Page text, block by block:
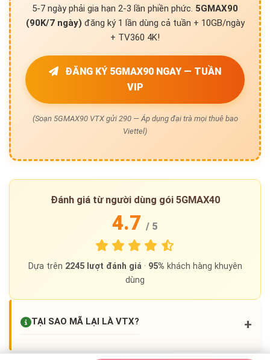
5-7 ngày phải gia hạn 2-3 lần phiền phức. 5GMAX90
(90K/7 ngày) đăng ký 1 lần dùng cả tuần + 10GB/ngày
+ TV360 4K!
ĐĂNG KÝ 5GMAX90 NGAY — TUẦN
VIP
(Soạn 5GMAX90 VTX gửi 290 — Áp dụng đại trà mọi thuê bao
Viettel)
Đánh giá từ người dùng gói 5GMAX40
4.7 / 5
Dựa trên 2245lượt đánh giá · 95% khách hàng khuyên
dùng
TẠI SAO MÃ LẠI LÀ VTX? +